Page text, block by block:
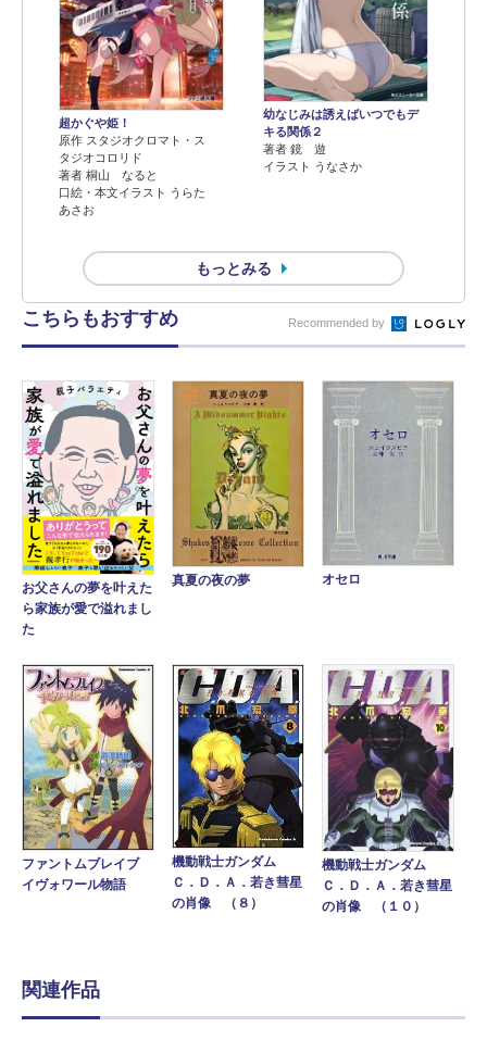
超かぐや姫！
原作 スタジオクロマト・ス
タジオコロリド
著者 桐山 なると
口絵・本文イラスト うらた
あさお
幼なじみは誘えばいつでもデ
キる関係２
著者 鏡 遊
イラスト うなさか
もっとみる
こちらもおすすめ Recommended by
お父さんの夢を叶えた
ら家族が愛で溢れまし
た
真夏の夜の夢 オセロ
ファントムブレイブ
イヴォワール物語
機動戦士ガンダム
Ｃ．Ｄ．Ａ．若き彗星
の肖像 （８）
機動戦士ガンダム
Ｃ．Ｄ．Ａ．若き彗星
の肖像 （１０）
関連作品